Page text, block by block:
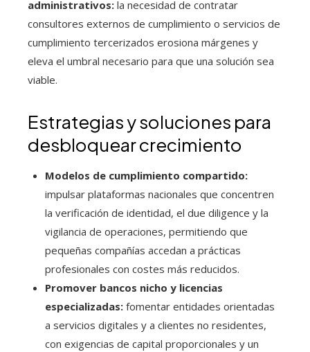
administrativos: la necesidad de contratar
consultores externos de cumplimiento o servicios de
cumplimiento tercerizados erosiona márgenes y
eleva el umbral necesario para que una solución sea
viable.
Estrategias y soluciones para
desbloquear crecimiento
Modelos de cumplimiento compartido:
impulsar plataformas nacionales que concentren
la verificación de identidad, el due diligence y la
vigilancia de operaciones, permitiendo que
pequeñas compañías accedan a prácticas
profesionales con costes más reducidos.
Promover bancos nicho y licencias
especializadas: fomentar entidades orientadas
a servicios digitales y a clientes no residentes,
con exigencias de capital proporcionales y un